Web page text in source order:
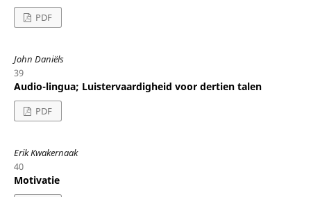
PDF
John Daniëls
39
Audio-lingua; Luistervaardigheid voor dertien talen
PDF
Erik Kwakernaak
40
Motivatie